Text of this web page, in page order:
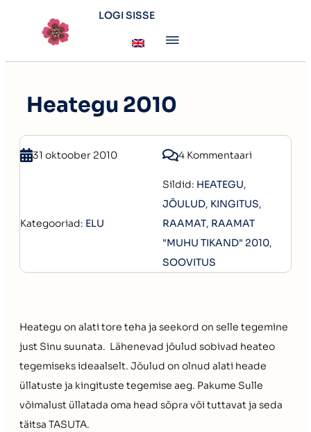
LOGI SISSE
Heategu 2010
31 oktoober 2010 4 Kommentaari
Kategooriad: ELU
Sildid: HEATEGU,
JÕULUD, KINGITUS,
RAAMAT, RAAMAT
"MUHU TIKAND" 2010,
SOOVITUS
Heategu on alati tore teha ja seekord on selle tegemine
just Sinu suunata. Lähenevad jõulud sobivad heateo
tegemiseks ideaalselt. Jõulud on olnud alati heade
üllatuste ja kingituste tegemise aeg. Pakume Sulle
võimalust üllatada oma head sõpra või tuttavat ja seda
täitsa TASUTA.